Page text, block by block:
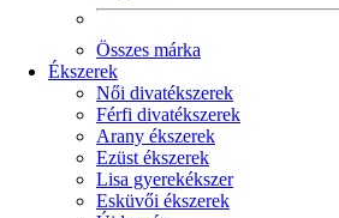
Összes márka
Ékszerek
Női divatékszerek
Férfi divatékszerek
Arany ékszerek
Ezüst ékszerek
Lisa gyerekékszer
Esküvői ékszerek